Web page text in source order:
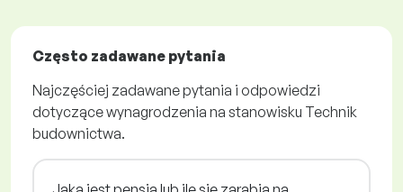
Często zadawane pytania
Najczęściej zadawane pytania i odpowiedzi
dotyczące wynagrodzenia na stanowisku Technik
budownictwa.